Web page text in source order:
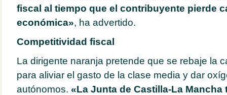
fiscal al tiempo que el contribuyente pierde
económica», ha advertido.
Competitividad fiscal
La dirigente naranja pretende que se rebaje la
para aliviar el gasto de la clase media y dar
autónomos. «La Junta de Castilla-La Mancha